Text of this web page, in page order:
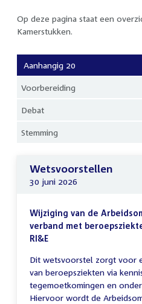
Op deze pagina staat een
Kamerstukken.
Aanhangig 20
Voorbereiding
Debat
Stemming
Wetsvoorstellen
30 juni 2026
Wijziging van de
verband met
RI&E
Dit wetsvoorstel zorgt voor
van beroepsziekten via
tegemoetkomingen en
Hiervoor wordt de